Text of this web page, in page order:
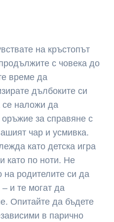
на кръстопът
с човека до
време да
дълбоките си
се наложи да
оръжие за справяне с
чар и усмивка.
като детска игра
като по ноти. Не
на родителите си да
и те могат да
Опитайте да бъдете
в парично